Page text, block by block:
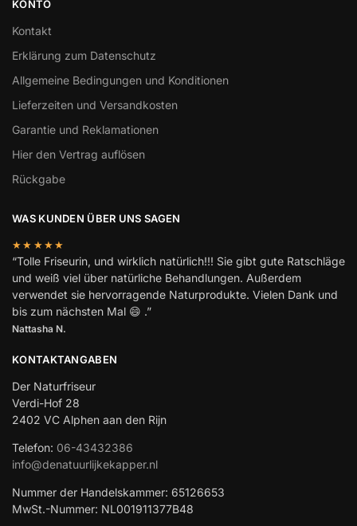
KONTO
Kontakt
Erklärung zum Datenschutz
Allgemeine Bedingungen und Konditionen
Lieferzeiten und Versandkosten
Garantie und Reklamationen
Hier den Vertrag auflösen
Rückgabe
WAS KUNDEN ÜBER UNS SAGEN
★★★★★
“Tolle Friseurin, und wirklich natürlich!!! Sie gibt gute Ratschläge
und weiß viel über natürliche Behandlungen. Außerdem
verwendet sie hervorragende Naturprodukte. Vielen Dank und
bis zum nächsten Mal 😄 .”
Nattasha N.
KONTAKTANGABEN
Der Naturfriseur
Verdi-Hof 28
2402 VC Alphen aan den Rijn
Telefon: 06-43432386
info@denatuurlijkekapper.nl
Nummer der Handelskammer: 65126653
MwSt.-Nummer: NL001911377B48